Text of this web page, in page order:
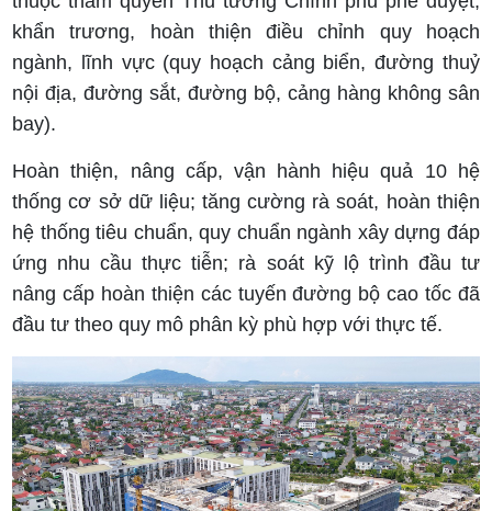
khẩn trương, hoàn thiện điều chỉnh quy hoạch
ngành, lĩnh vực (quy hoạch cảng biển, đường thuỷ
nội địa, đường sắt, đường bộ, cảng hàng không sân
bay).
Hoàn thiện, nâng cấp, vận hành hiệu quả 10 hệ
thống cơ sở dữ liệu; tăng cường rà soát, hoàn thiện
hệ thống tiêu chuẩn, quy chuẩn ngành xây dựng đáp
ứng nhu cầu thực tiễn; rà soát kỹ lộ trình đầu tư
nâng cấp hoàn thiện các tuyến đường bộ cao tốc đã
đầu tư theo quy mô phân kỳ phù hợp với thực tế.